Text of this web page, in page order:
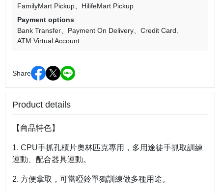
FamilyMart Pickup
HilifeMart Pickup
Payment options
Bank Transfer
Payment On Delivery
Credit Card
ATM Virtual Account
Share
Product details
【商品特色】
1. CPU手抓孔槓片奧林匹克專用，多用途徒手抓取訓練
運動、配合器具運動。
2. 方便拿取，可當啞鈴單獨訓練做多種用途。